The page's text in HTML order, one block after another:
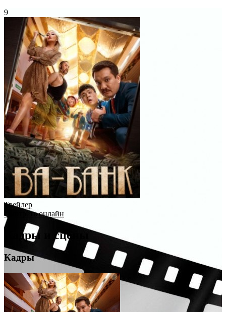
9
Трейлер
Смотреть онлайн
Кадры и сцены
Кадры